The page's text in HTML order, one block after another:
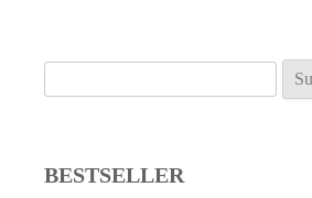
nach:
BESTSELLER